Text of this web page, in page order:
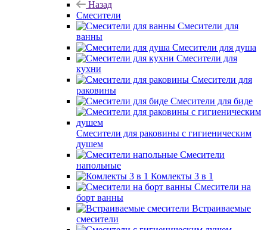
Назад
Смесители
Смесители для
ванны
Смесители для душа
Смесители для
кухни
Смесители для
раковины
Смесители для биде
Смесители для раковины с гигиеническим
душем
Смесители
напольные
Комлекты 3 в 1
Смесители на
борт ванны
Встраиваемые
смесители